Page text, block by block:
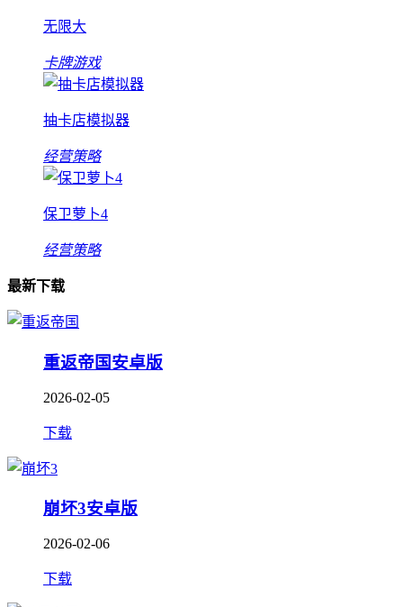
无限大
卡牌游戏
抽卡店模拟器
经营策略
保卫萝卜4
经营策略
最新下载
重返帝国安卓版
2026-02-05
下载
崩坏3安卓版
2026-02-06
下载